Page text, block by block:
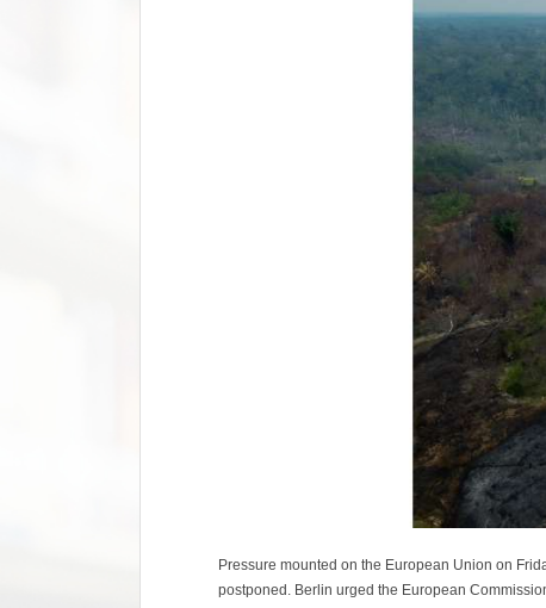
Pressure mounted on the European Union on
postponed. Berlin urged the European